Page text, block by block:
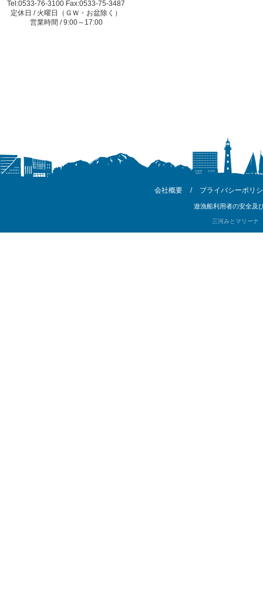
Tel:0533-76-3100 Fax:0533-75-3487
定休日 / 火曜日（ＧＷ・お盆除く）
営業時間 / 9:00～17:00
会社概要 / プライバシーポリ
遊漁船利用者の安全及
三河みとマリー